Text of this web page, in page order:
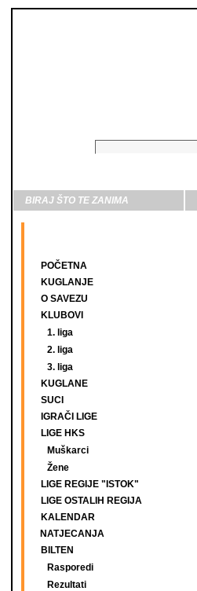
BIRAJ ŠTO TE ZANIMA
POČETNA
KUGLANJE
O SAVEZU
KLUBOVI
1. liga
2. liga
3. liga
KUGLANE
SUCI
IGRAČI LIGE
LIGE HKS
Muškarci
Žene
LIGE REGIJE "ISTOK"
LIGE OSTALIH REGIJA
KALENDAR
NATJECANJA
BILTEN
Rasporedi
Rezultati